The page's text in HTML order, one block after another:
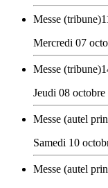
Messe (tribune)
Mercredi 07
Messe (tribune)
Jeudi 08 octobre
Messe (autel
Samedi 10
Messe (autel